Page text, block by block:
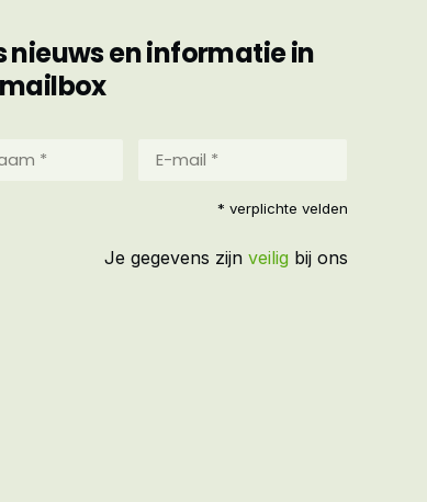
en informatie in
mail
* verplichte velden
Je gegevens zijn veilig bij ons